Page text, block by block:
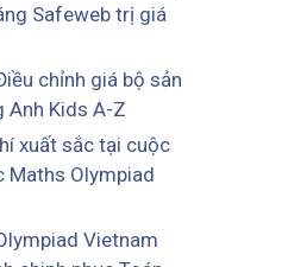
Safeweb trị giá
chỉnh giá bộ sản
Anh Kids A-Z
xuất sắc tại cuộc
Maths Olympiad
Vietnam